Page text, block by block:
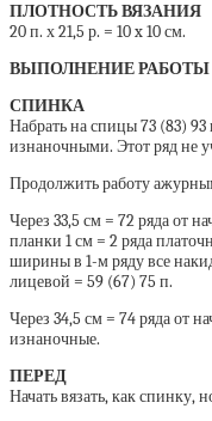
ПЛОТНОСТЬ ВЯЗАНИЯ
20 п. х 21,5 р. = 10 x 10 см.
ВЫПОЛНЕНИЕ РАБОТЫ
СПИНКА
Набрать на спицы 73 (83) 93
изнаночными. Этот ряд не
Продолжить работу
Через 33,5 см = 72 ряда от
планки 1 см = 2 ряда
ширины в 1-м ряду все
лицевой = 59 (67) 75 п.
Через 34,5 см = 74 ряда от
изнаночные.
ПЕРЕД
Начать вязать, как спинку,